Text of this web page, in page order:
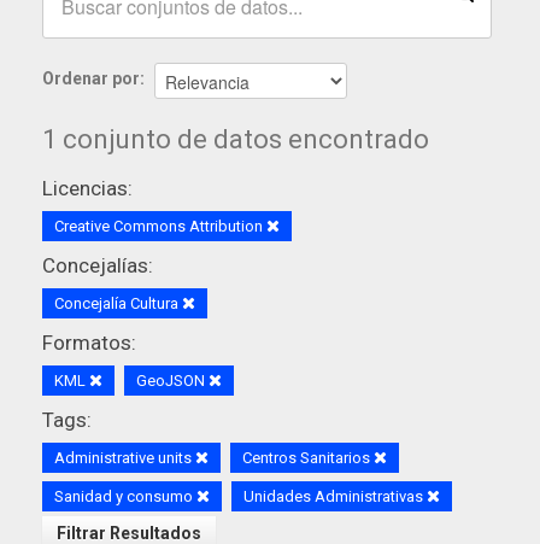
Ordenar por
1 conjunto de datos encontrado
Licencias:
Creative Commons Attribution
Concejalías:
Concejalía Cultura
Formatos:
KML GeoJSON
Tags:
Administrative units Centros Sanitarios
Sanidad y consumo Unidades Administrativas
Filtrar Resultados